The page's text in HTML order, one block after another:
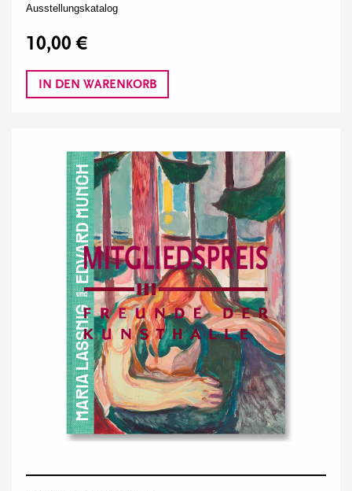
Ausstellungskatalog
10,00 €
IN DEN WARENKORB